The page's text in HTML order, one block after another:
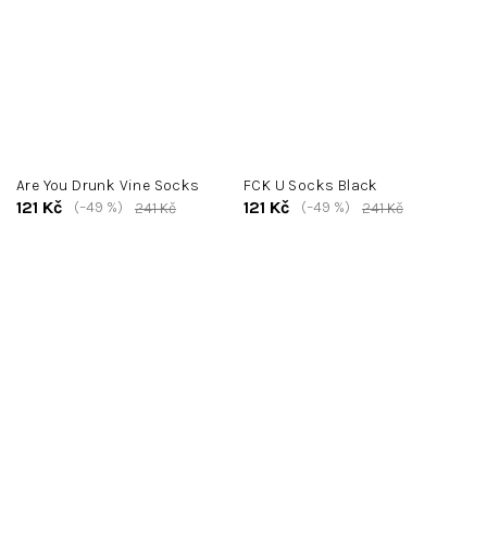
Are You Drunk Vine Socks
121 Kč 241 Kč
(–49 %)
FCK U Socks Black
121 Kč 241 Kč
(–49 %)